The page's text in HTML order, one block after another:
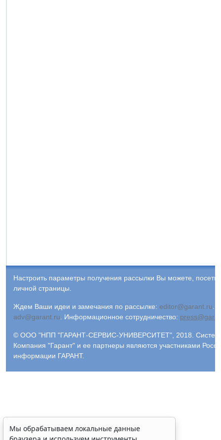
Настроить параметры получения рассылки Вы можете,
личной страницы.
Ждем Ваши идеи и замечания по рассылке: editor@garant.ru
adv@garant.ru
Информационное сотрудничество:
© ООО "НПП "ГАРАНТ-СЕРВИС-УНИВЕРСИТЕТ", 2018. Система
Компания "Гарант" и ее партнеры являются участниками
информации ГАРАНТ.
Мы обрабатываем локальные данные